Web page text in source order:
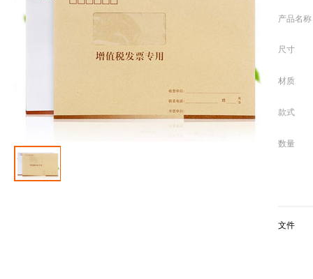
产品名称
尺寸
材质
款式
数量
文件